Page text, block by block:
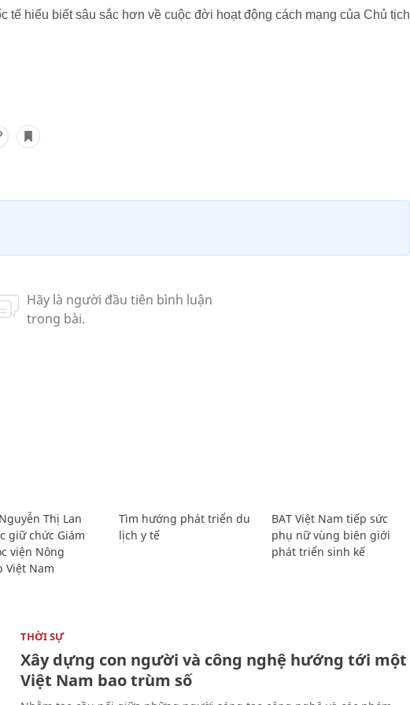
tế hiểu biết sâu sắc hơn về cuộc đời hoạt động cách mạng của Chủ tịch
Thị Lan
giữ chức Giám
viện Nông
Việt Nam
Tìm hướng phát triển du
lịch y tế
BAT Việt Nam tiếp sức
phụ nữ vùng biên giới
phát triển sinh kế
THỜI SỰ
Xây dựng con người và công nghệ hướng tới một
Việt Nam bao trùm số